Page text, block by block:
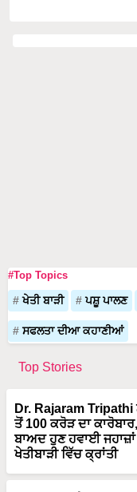
#Top Topics
ਖੇਤੀ ਬਾੜੀ ਪਸ਼ੂ ਪਾਲਣ
ਸਫਲਤਾ ਦੀਆ ਕਹਾਣੀਆਂ
Top Stories
Dr. Rajaram
ਤੋਂ 100 ਕਰੋੜ ਦਾ
ਬਾਅਦ ਹੁਣ ਹਵਾਈ
ਖੇਤੀਬਾੜੀ ਵਿੱਚ ਕ੍ਰਾਂਤੀ